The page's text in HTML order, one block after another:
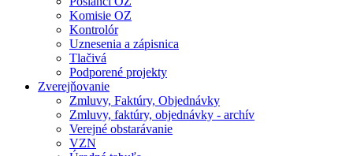
Komisie OZ
Kontrolór
Uznesenia a zápisnica
Tlačivá
Podporené projekty
Zverejňovanie
Zmluvy, Faktúry, Objednávky
Zmluvy, faktúry, objednávky - archív
Verejné obstarávanie
VZN